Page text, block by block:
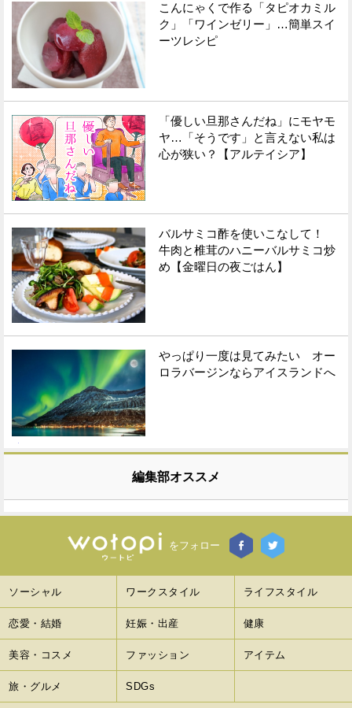
こんにゃくで作る「タピオカミル
ク」「ワインゼリー」…簡単スイ
ーツレシピ
「優しい旦那さんだね」にモヤモ
ヤ…「そうです」と言えない私は
心が狭い？【アルテイシア】
バルサミコ酢を使いこなして！
牛肉と椎茸のハニーバルサミコ炒
め【金曜日の夜ごはん】
やっぱり一度は見てみたい オー
ロラバージンならアイスランドへ
編集部オススメ
をフォロー
ソーシャル ワークスタイル ライフスタイル
恋愛・結婚 妊娠・出産 健康
美容・コスメ ファッション アイテム
旅・グルメ SDGs